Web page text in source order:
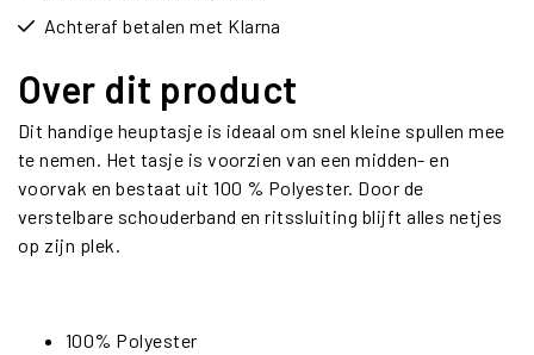
Achteraf betalen met Klarna
Over dit product
Dit handige heuptasje is ideaal om snel kleine spullen mee
te nemen. Het tasje is voorzien van een midden- en
voorvak en bestaat uit 100 % Polyester. Door de
verstelbare schouderband en ritssluiting blijft alles netjes
op zijn plek.
100% Polyester